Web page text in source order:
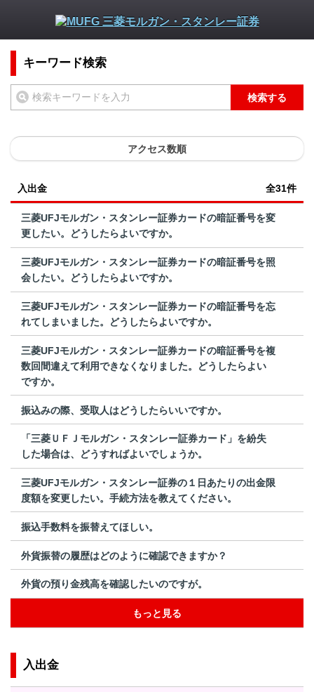
キーワード検索
検索する
アクセス数順
入出金 全31件
三菱UFJモルガン・スタンレー証券カードの暗証番号を変
更したい。どうしたらよいですか。
三菱UFJモルガン・スタンレー証券カードの暗証番号を照
会したい。どうしたらよいですか。
三菱UFJモルガン・スタンレー証券カードの暗証番号を忘
れてしまいました。どうしたらよいですか。
三菱UFJモルガン・スタンレー証券カードの暗証番号を複
数回間違えて利用できなくなりました。どうしたらよい
ですか。
振込みの際、受取人はどうしたらいいですか。
「三菱ＵＦＪモルガン・スタンレー証券カード」を紛失
した場合は、どうすればよいでしょうか。
三菱UFJモルガン・スタンレー証券の１日あたりの出金限
度額を変更したい。手続方法を教えてください。
振込手数料を振替えてほしい。
外貨振替の履歴はどのように確認できますか？
外貨の預り金残高を確認したいのですが。
もっと見る
入出金